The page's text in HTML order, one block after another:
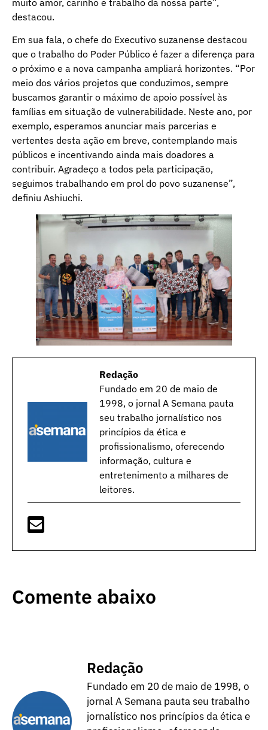
destacou.
Em sua fala, o chefe do Executivo suzanense destacou
que o trabalho do Poder Público é fazer a diferença para
o próximo e a nova campanha ampliará horizontes. “Por
meio dos vários projetos que conduzimos, sempre
buscamos garantir o máximo de apoio possível às
famílias em situação de vulnerabilidade. Neste ano, por
exemplo, esperamos anunciar mais parcerias e
vertentes desta ação em breve, contemplando mais
públicos e incentivando ainda mais doadores a
contribuir. Agradeço a todos pela participação,
seguimos trabalhando em prol do povo suzanense”,
definiu Ashiuchi.
Redação
Fundado em 20 de maio de
1998, o jornal A Semana pauta
seu trabalho jornalístico nos
princípios da ética e
profissionalismo, oferecendo
informação, cultura e
entretenimento a milhares de
leitores.
Comente abaixo
Redação
Fundado em 20 de maio de 1998, o
jornal A Semana pauta seu trabalho
jornalístico nos princípios da ética e